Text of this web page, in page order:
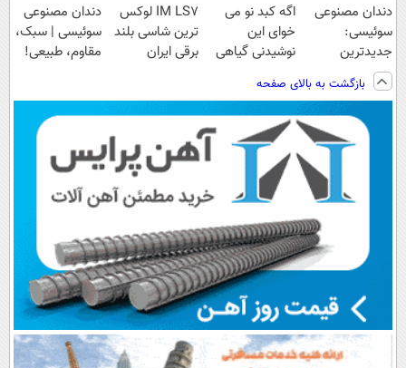
دندان مصنوعی
سوئیسی:
جدیدترین
فناوری اروپا،
سبک و مقاوم |
پرداخت قسطی
اگه کبد نو می
خوای این
نوشیدنی گیاهی
هدیه
بده55%تخفیف
IM LS7 لوکس
ترین شاسی بلند
برقی ایران
دندان مصنوعی
سوئیسی | سبک،
مقاوم، طبیعی!
اقساطی😍
بازگشت به بالای صفحه